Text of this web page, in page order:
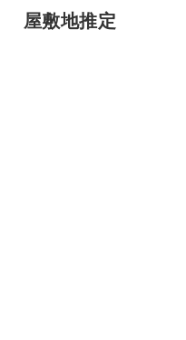
屋敷地推定